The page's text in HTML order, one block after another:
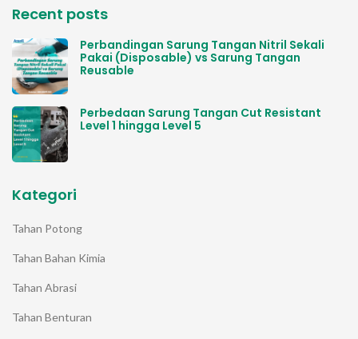
Recent posts
Perbandingan Sarung Tangan Nitril Sekali
Pakai (Disposable) vs Sarung Tangan
Reusable
Perbedaan Sarung Tangan Cut Resistant
Level 1 hingga Level 5
Kategori
Tahan Potong
Tahan Bahan Kimia
Tahan Abrasi
Tahan Benturan